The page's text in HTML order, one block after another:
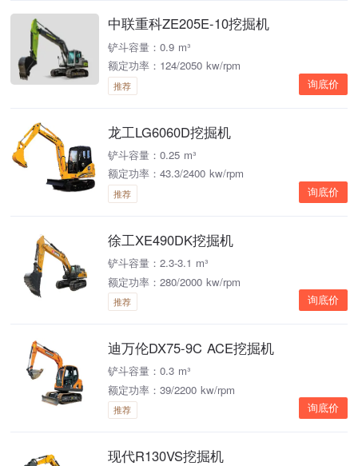
中联重科ZE205E-10挖掘机
铲斗容量：0.9 m³
额定功率：124/2050 kw/rpm
推荐 询底价
龙工LG6060D挖掘机
铲斗容量：0.25 m³
额定功率：43.3/2400 kw/rpm
推荐 询底价
徐工XE490DK挖掘机
铲斗容量：2.3-3.1 m³
额定功率：280/2000 kw/rpm
推荐 询底价
迪万伦DX75-9C ACE挖掘机
铲斗容量：0.3 m³
额定功率：39/2200 kw/rpm
推荐 询底价
现代R130VS挖掘机